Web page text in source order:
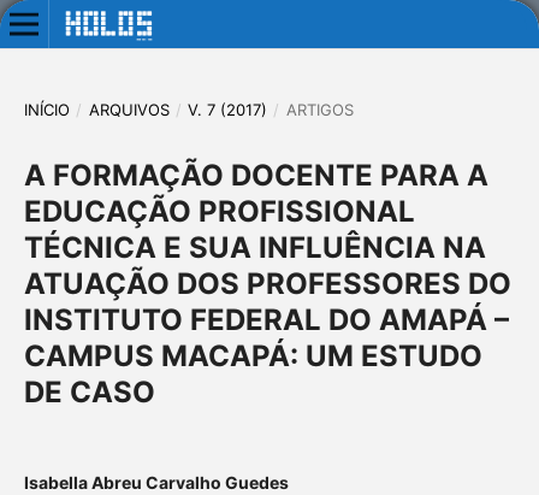
INÍCIO / ARQUIVOS / V. 7 (2017) / ARTIGOS
A FORMAÇÃO DOCENTE PARA A
EDUCAÇÃO PROFISSIONAL
TÉCNICA E SUA INFLUÊNCIA NA
ATUAÇÃO DOS PROFESSORES DO
INSTITUTO FEDERAL DO AMAPÁ –
CAMPUS MACAPÁ: UM ESTUDO
DE CASO
Isabella Abreu Carvalho Guedes